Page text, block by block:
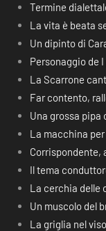
Termine
La vita è beata
Un dipinto di
Personaggio de
La Scarrone
Far contento,
Una grossa pipa
La macchina
Corrispondente,
Il tema
La cerchia delle
Un muscolo del
La griglia nel